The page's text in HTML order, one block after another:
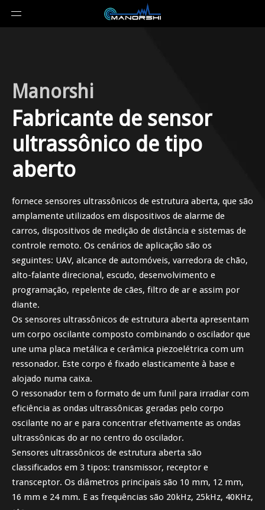
Manorshi
Fabricante de sensor
ultrassônico de tipo
aberto
fornece sensores ultrassônicos de estrutura aberta, que são
amplamente utilizados em dispositivos de alarme de
carros, dispositivos de medição de distância e sistemas de
controle remoto. Os cenários de aplicação são os
seguintes: UAV, alcance de automóveis, varredora de chão,
alto-falante direcional, escudo, desenvolvimento e
programação, repelente de cães, filtro de ar e assim por
diante.
Os sensores ultrassônicos de estrutura aberta apresentam
um corpo oscilante composto combinando o oscilador que
une uma placa metálica e cerâmica piezoelétrica com um
ressonador. Este corpo é fixado elasticamente à base e
alojado numa caixa.
O ressonador tem o formato de um funil para irradiar com
eficiência as ondas ultrassônicas geradas pelo corpo
oscilante no ar e para concentrar efetivamente as ondas
ultrassônicas do ar no centro do oscilador.
Sensores ultrassônicos de estrutura aberta são
classificados em 3 tipos: transmissor, receptor e
transceptor. Os diâmetros principais são 10 mm, 12 mm,
16 mm e 24 mm. E as frequências são 20kHz, 25kHz, 40KHz,